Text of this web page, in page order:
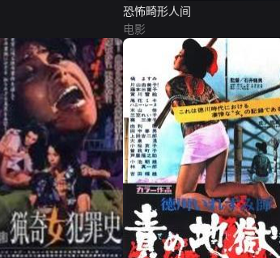
恐怖畸形人间
电影